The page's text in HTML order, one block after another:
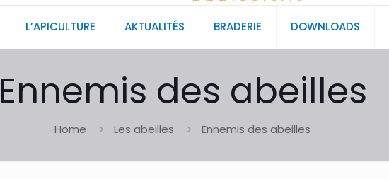
L’APICULTURE AKTUALITÉS BRADERIE DOWNLOADS
Ennemis des abeilles
Home Les abeilles Ennemis des abeilles